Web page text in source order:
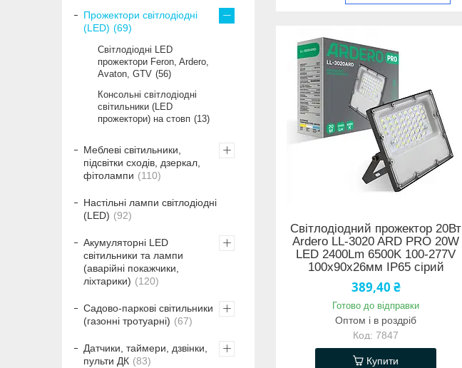
Світлодіодний прожектор 20Вт
Ardero LL-3020 ARD PRO 20W
LED 2400Lm 6500K 100-277V
100х90х26мм IP65 сірий
389,40 ₴
Готово до відправки
Оптом і в роздріб
7847
Купити
Прожектори світлодіодні
(LED)
69
Світлодіодні LED
прожектори Feron, Ardero,
Avaton, GTV 56
Консольні світлодіодні
світильники (LED
прожектори) на стовп
13
Меблеві світильники,
підсвітки сходів, дзеркал,
фітолампи
110
Настільні лампи світлодіодні
(LED)
92
Акумуляторні LED
світильники та лампи
(аварійні покажчики,
ліхтарики)
120
Садово-паркові світильники
(газонні тротуарні)
67
Датчики, таймери, дзвінки,
пульти ДК
83